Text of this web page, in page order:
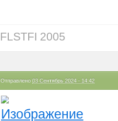
FLSTFI 2005
Отправлено 03 Сентябрь 2024 - 14:42